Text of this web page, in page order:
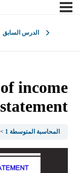
الدرس السابق
income
statement
المحاسبة المتوسطة 1